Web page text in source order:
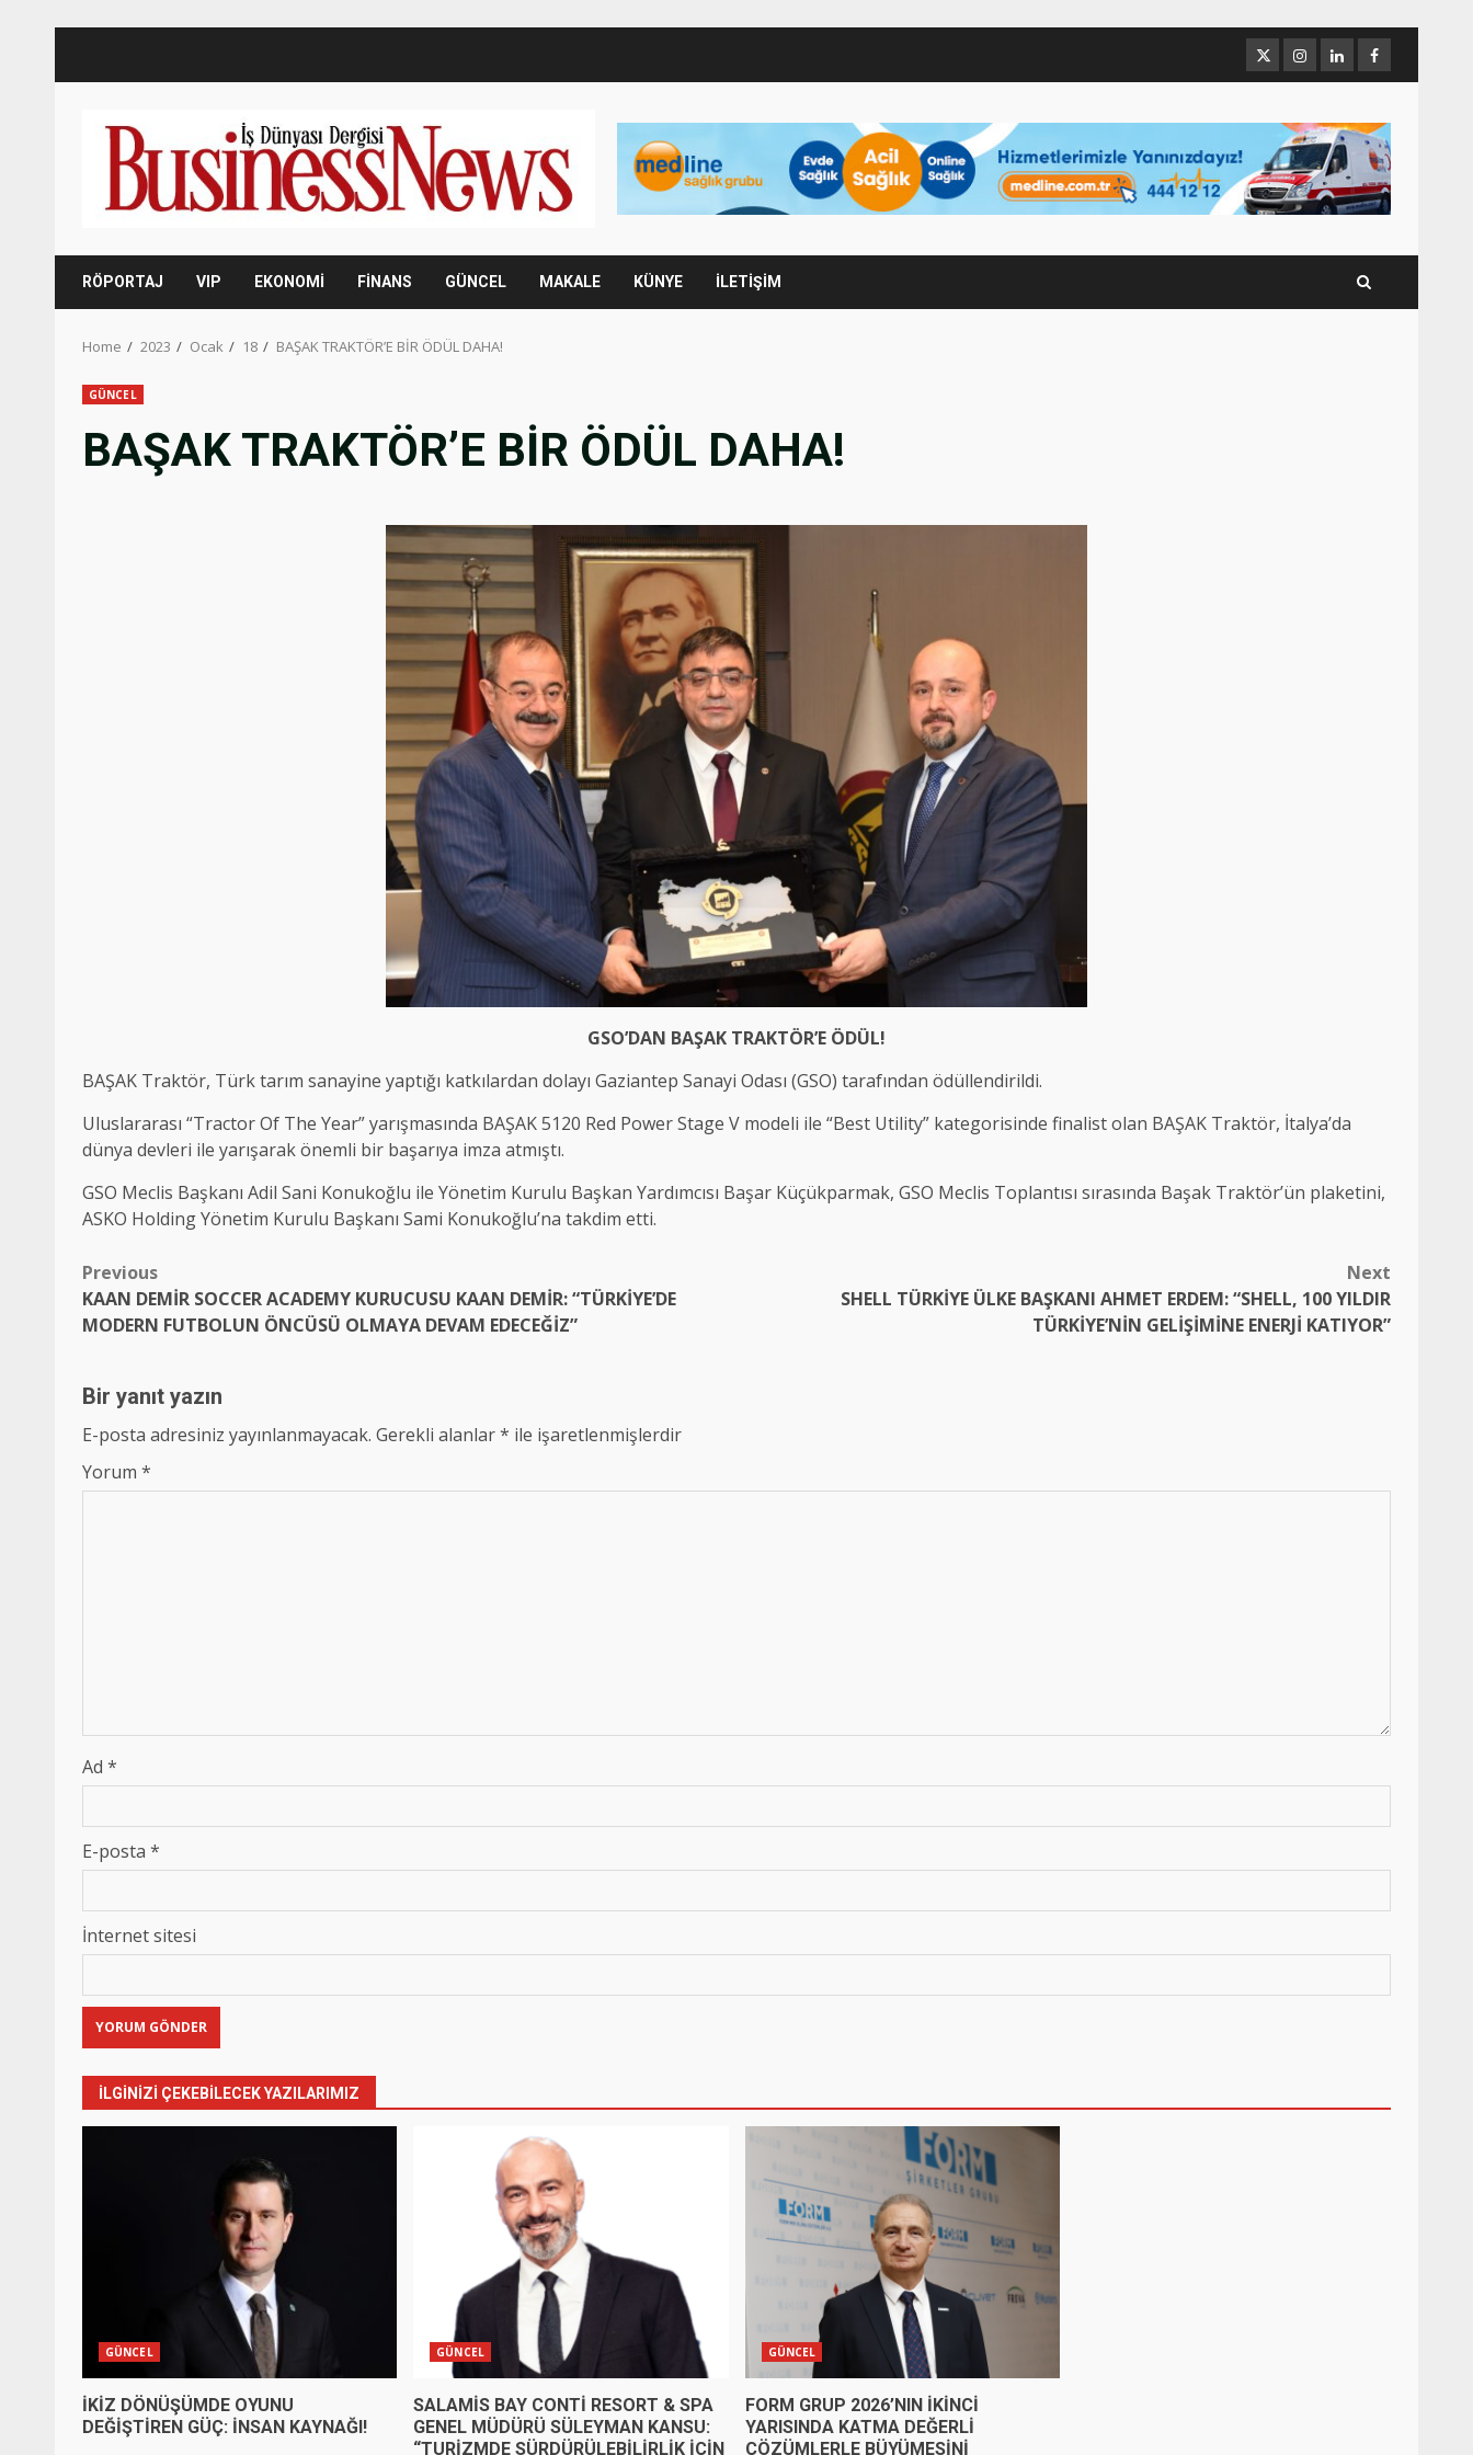
Twitterİnstagram
LinkedinFacebook
RÖPORTAJ VIP EKONOMİ FİNANS GÜNCEL MAKALE KÜNYE İLETİŞİM
Home 2023 Ocak 18 BAŞAK TRAKTÖR’E BİR ÖDÜL DAHA!
GÜNCEL
BAŞAK TRAKTÖR’E BİR ÖDÜL DAHA!
GSO’DAN BAŞAK TRAKTÖR’E ÖDÜL!
BAŞAK Traktör, Türk tarım sanayine yaptığı katkılardan dolayı Gaziantep Sanayi Odası (GSO) tarafından ödüllendirildi.
Uluslararası “Tractor Of The Year” yarışmasında BAŞAK 5120 Red Power Stage V modeli ile “Best Utility” kategorisinde finalist olan BAŞAK Traktör, İtalya’da
dünya devleri ile yarışarak önemli bir başarıya imza atmıştı.
GSO Meclis Başkanı Adil Sani Konukoğlu ile Yönetim Kurulu Başkan Yardımcısı Başar Küçükparmak, GSO Meclis Toplantısı sırasında Başak Traktör’ün plaketini,
ASKO Holding Yönetim Kurulu Başkanı Sami Konukoğlu’na takdim etti.
Post
navigation
Previous
KAAN DEMİR SOCCER ACADEMY KURUCUSU KAAN DEMİR: “TÜRKİYE’DE
MODERN FUTBOLUN ÖNCÜSÜ OLMAYA DEVAM EDECEĞİZ”
Next
SHELL TÜRKİYE ÜLKE BAŞKANI AHMET ERDEM: “SHELL, 100 YILDIR
TÜRKİYE’NİN GELİŞİMİNE ENERJİ KATIYOR”
Bir yanıt yazın
E-posta adresiniz yayınlanmayacak. Gerekli alanlar* ile işaretlenmişlerdir
Yorum *
Ad *
E-posta *
İnternet sitesi
İLGINIZI ÇEKEBILECEK YAZILARIMIZ
GÜNCEL
İKİZ DÖNÜŞÜMDE OYUNU
DEĞİŞTİREN GÜÇ: İNSAN KAYNAĞI!
GÜNCEL
SALAMİS BAY CONTİ RESORT & SPA
GENEL MÜDÜRÜ SÜLEYMAN KANSU:
“TURİZMDE SÜRDÜRÜLEBİLİRLİK İÇİN
GÜNCEL
FORM GRUP 2026’NIN İKİNCİ
YARISINDA KATMA DEĞERLİ
ÇÖZÜMLERLE BÜYÜMESİNİ